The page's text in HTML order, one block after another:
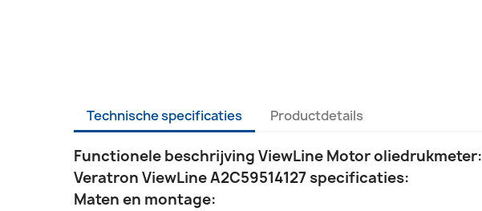
Technische specificaties Productdetails
Functionele beschrijving ViewLine Motor oliedrukmeter:
Veratron ViewLine A2C59514127 specificaties:
Maten en montage: